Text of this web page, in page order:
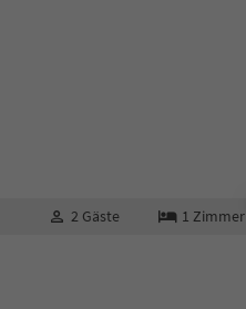
2 Gäste 1 Zimmer